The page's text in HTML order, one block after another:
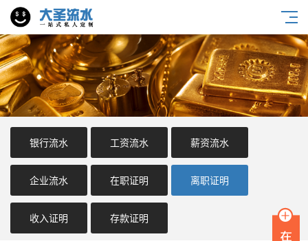
银行流水 工资流水 薪资流水
企业流水 在职证明 离职证明
收入证明 存款证明